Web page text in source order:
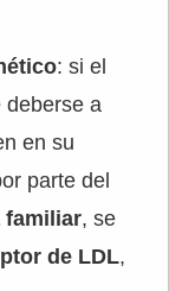
: si el
deberse a
en su
parte del
familiar, se
de LDL,